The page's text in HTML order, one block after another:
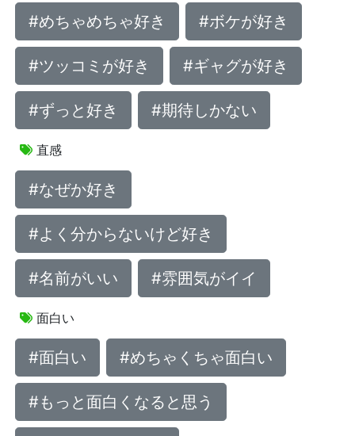
#めちゃめちゃ好き #ボケが好き
#ツッコミが好き #ギャグが好き
#ずっと好き #期待しかない
直感
#なぜか好き
#よく分からないけど好き
#名前がいい #雰囲気がイイ
面白い
#面白い #めちゃくちゃ面白い
#もっと面白くなると思う